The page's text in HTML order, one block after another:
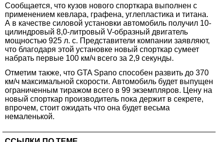
Сообщается, что кузов нового спорткара выполнен с
применением кевлара, графена, углепластика и титана.
А в качестве силовой установки автомобиль получил 10-
цилиндровый 8,0-литровый V-образный двигатель
мощностью 925 л. с. Представители компании заявляют,
что благодаря этой установке новый спорткар сумеет
набрать первые 100 км/ч всего за 2,9 секунды.
Отметим также, что GTA Spano способен развить до 370
км/ч максимальной скорости. Автомобиль будет выпущен
ограниченным тиражом всего в 99 экземпляров. Цену на
новый спорткар производитель пока держит в секрете,
впрочем, стоит ожидать что она будет весьма
немаленькой.